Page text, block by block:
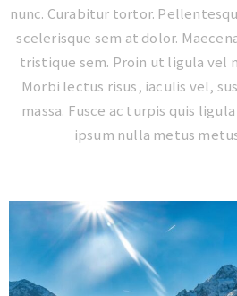
nunc. Curabitur tortor.
scelerisque sem at dolor.
tristique sem. Proin ut ligula vel
Morbi lectus risus, iaculis vel,
massa. Fusce ac turpis quis
ipsum nulla metus